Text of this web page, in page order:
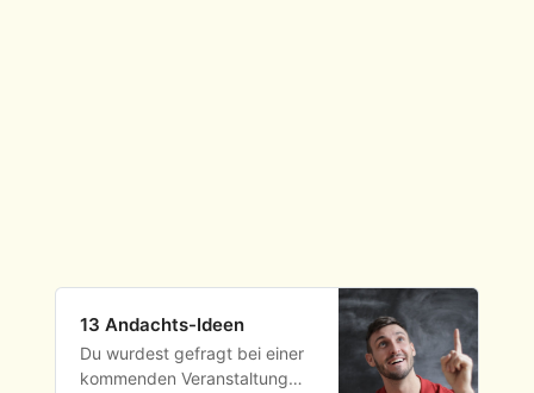
13 Andachts-Ideen
Du wurdest gefragt bei einer
kommenden Veranstaltung